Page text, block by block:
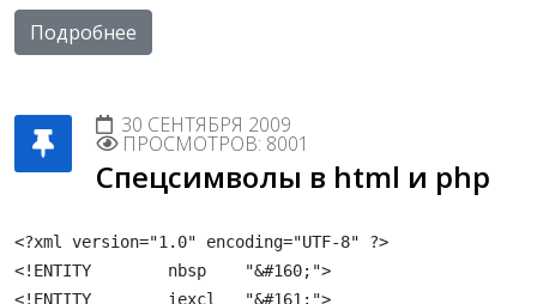
Подробнее
30 СЕНТЯБРЯ 2009
ПРОСМОТРОВ: 8001
Спецсимволы в html и php
<?xml version="1.0" encoding="UTF-8" ?>
<!ENTITY	nbsp	"&#160;">
<!ENTITY	iexcl	"&#161;">